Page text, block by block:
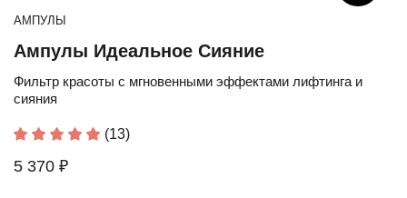
АМПУЛЫ
Ампулы Идеальное Сияние
Фильтр красоты с мгновенными эффектами лифтинга и
сияния
(13)
5 370 ₽